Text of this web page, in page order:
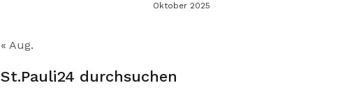
Oktober 2025
« Aug.
St.Pauli24 durchsuchen